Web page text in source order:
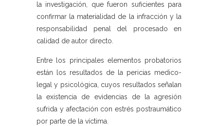
la investigación, que fueron suficientes para
confirmar la materialidad de la infracción y la
responsabilidad penal del procesado en
calidad de autor directo.
Entre los principales elementos probatorios
están los resultados de la pericias medico-
legal y psicológica, cuyos resultados señalan
la existencia de evidencias de la agresión
sufrida y afectación con estrés postraumático
por parte de la víctima.